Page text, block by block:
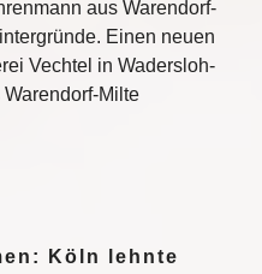
aus Warendorf-
Einen neuen
Vechtel in Wadersloh-
Milte
Köln lehnte